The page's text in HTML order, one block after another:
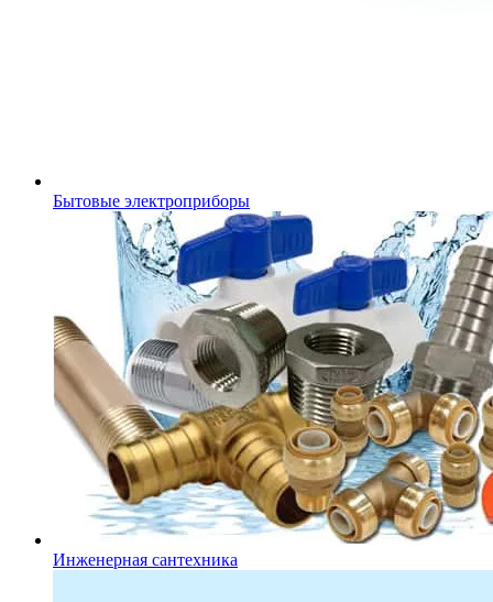
Бытовые электроприборы
Инженерная сантехника